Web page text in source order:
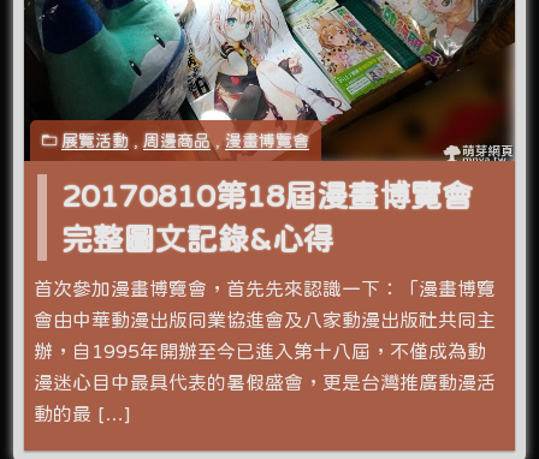
展覽活動 ,周邊商品,漫畫博覽會
20170810第18屆漫畫博覽會
完整圖文記錄&心得
首次參加漫畫博覽會，首先先來認識一下：「漫畫博覽
會由中華動漫出版同業協進會及八家動漫出版社共同主
辦，自1995年開辦至今已進入第十八屆，不僅成為動
漫迷心目中最具代表的暑假盛會，更是台灣推廣動漫活
動的最 […]